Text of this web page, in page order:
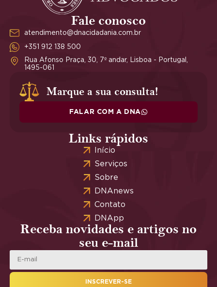
Fale conosco
atendimento@dnacidadania.com.br
+351 912 138 500
Rua Afonso Praça, 30, 7º andar, Lisboa - Portugal,
1495-061
Marque a sua consulta!
FALAR COM A DNA
Links rápidos
Início
Serviços
Sobre
DNAnews
Contato
DNApp
Receba novidades e artigos no
seu e-mail
INSCREVER-SE